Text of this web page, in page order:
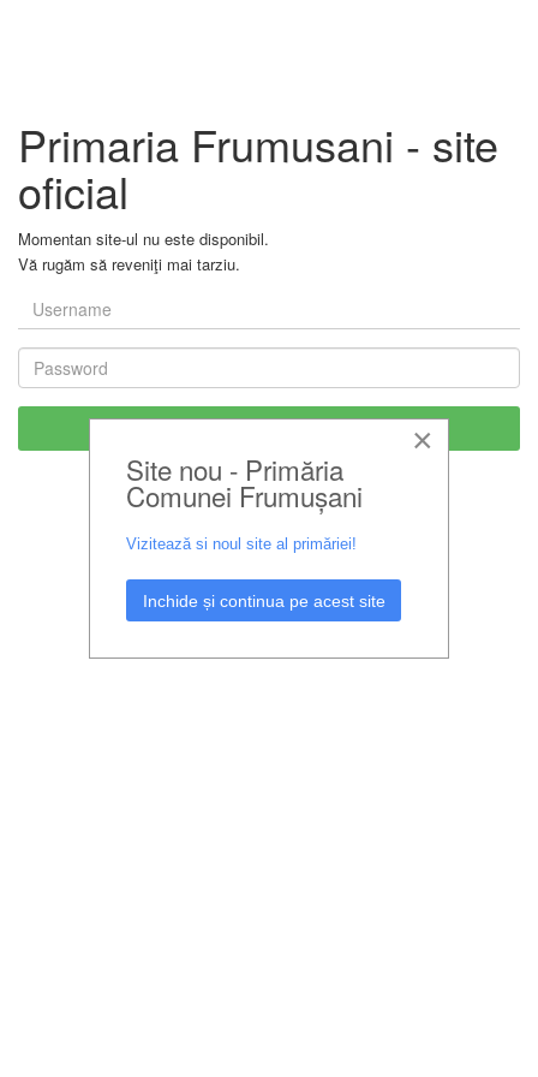
Primaria Frumusani - site
oficial
Momentan site-ul nu este disponibil.
Vă rugăm să reveniţi mai tarziu.
×
Site nou - Primăria
Comunei Frumușani
Vizitează si noul site al primăriei!
Inchide și continua pe acest site